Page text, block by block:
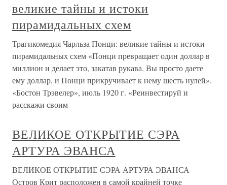
великие тайны и истоки
пирамидальных схем
Трагикомедия Чарльза Понци: великие тайны и истоки
пирамидальных схем «Понци превращает один доллар в
миллион и делает это, закатав рукава. Вы просто даете
ему доллар, и Понци прикручивает к нему шесть нулей».
«Бостон Трэвелер», июль 1920 г. «Реинвестируй и
расскажи своим
ВЕЛИКОЕ ОТКРЫТИЕ СЭРА
АРТУРА ЭВАНСА
ВЕЛИКОЕ ОТКРЫТИЕ СЭРА АРТУРА ЭВАНСА
Остров Крит расположен в самой крайней точке